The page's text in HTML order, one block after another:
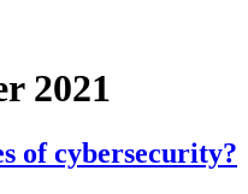
2021
of cybersecurity?